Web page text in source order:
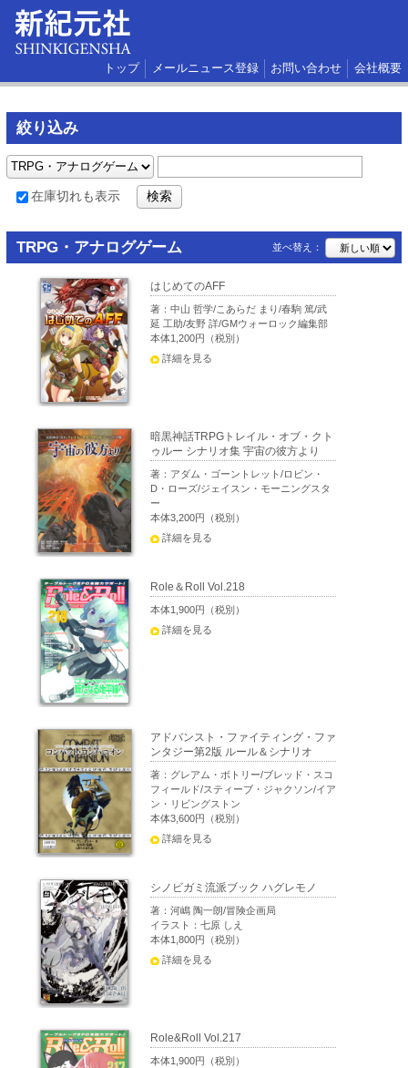
トップ メールニュース登録 お問い合わせ 会社概要
絞り込み
在庫切れも表示
TRPG・アナログゲーム 並べ替え：
はじめてのAFF
著：中山 哲学/こあらだ まり/春駒 篤/武
延 工助/友野 詳/GMウォーロック編集部
本体1,200円（税別）
詳細を見る
暗黒神話TRPGトレイル・オブ・クト
ゥルー シナリオ集 宇宙の彼方より
著：アダム・ゴーントレット/ロビン・
D・ローズ/ジェイスン・モーニングスタ
ー
本体3,200円（税別）
詳細を見る
Role＆Roll Vol.218
本体1,900円（税別）
詳細を見る
アドバンスト・ファイティング・ファ
ンタジー第2版 ルール＆シナリオ
著：グレアム・ボトリー/ブレッド・スコ
フィールド/スティーブ・ジャクソン/イア
ン・リビングストン
本体3,600円（税別）
詳細を見る
シノビガミ流派ブック ハグレモノ
著：河嶋 陶一朗/冒険企画局
イラスト：七原 しえ
本体1,800円（税別）
詳細を見る
Role&Roll Vol.217
本体1,900円（税別）